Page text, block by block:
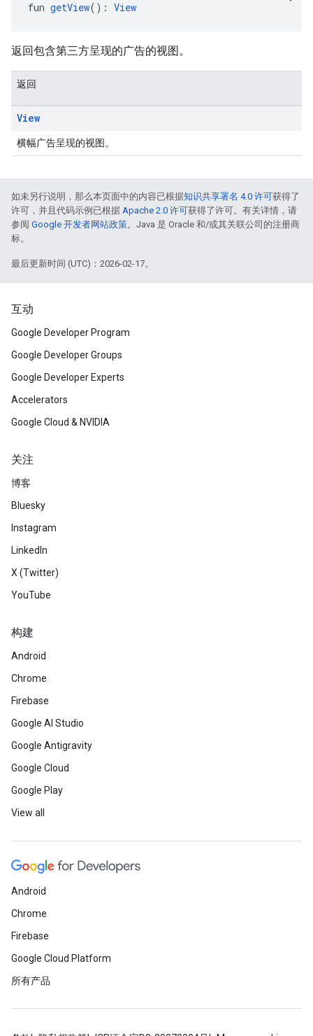
fun getView(): View
返回包含第三方呈现的广告的视图。
返回
View
横幅广告呈现的视图。
如未另行说明，那么本页面中的内容已根据知识共享署名 4.0 许可获得了
许可，并且代码示例已根据 Apache 2.0 许可获得了许可。有关详情，请
参阅 Google 开发者网站政策。Java 是 Oracle 和/或其关联公司的注册商
标。
最后更新时间 (UTC)：2026-02-17。
互动
Google Developer Program
Google Developer Groups
Google Developer Experts
Accelerators
Google Cloud & NVIDIA
关注
博客
Bluesky
Instagram
LinkedIn
X (Twitter)
YouTube
构建
Android
Chrome
Firebase
Google AI Studio
Google Antigravity
Google Cloud
Google Play
View all
Android
Chrome
Firebase
Google Cloud Platform
所有产品